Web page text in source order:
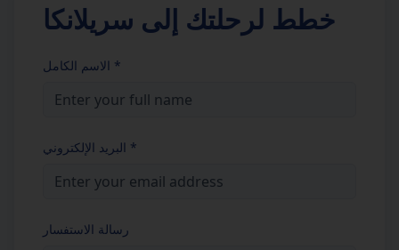
خطط لرحلتك إلى سريلانكا
الاسم الكامل *
البريد الإلكتروني *
رسالة الاستفسار